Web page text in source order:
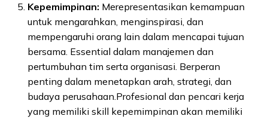
Kepemimpinan: Merepresentasikan kemampuan
untuk mengarahkan, menginspirasi, dan
mempengaruhi orang lain dalam mencapai tujuan
bersama. Essential dalam manajemen dan
pertumbuhan tim serta organisasi. Berperan
penting dalam menetapkan arah, strategi, dan
budaya perusahaan.Profesional dan pencari kerja
yang memiliki skill kepemimpinan akan memiliki